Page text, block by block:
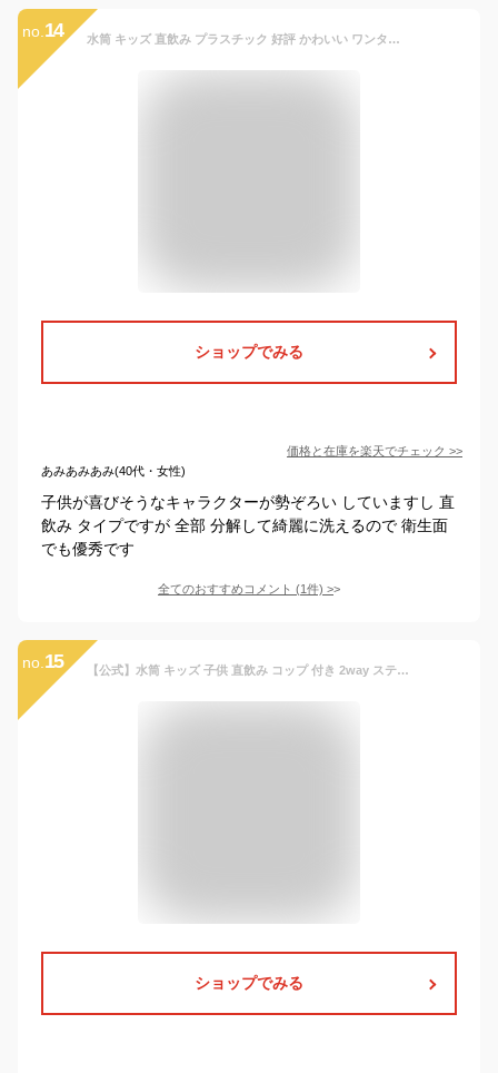
no. 14 水筒 キッズ 直飲み プラスチック 好評 かわいい ワンタッチ 480 キャラクター 食洗機対応 抗菌 ショルダーベルト付き 広口 洗いやすい 軽量 軽い 幼稚園 保育園 入園 水分補給 抗菌直飲プラワンタッチボトル 480ml SKATER スケーター PSB5SANAG 子ども用水筒 子供用水筒
ショップでみる
価格と在庫を楽天でチェック >>
あみあみあみ(40代・女性)
子供が喜びそうなキャラクターが勢ぞろい していますし 直
飲み タイプですが 全部 分解して綺麗に洗えるので 衛生面
でも優秀です
全てのおすすめコメント (1件) >
no. 15 【公式】水筒 キッズ 子供 直飲み コップ 付き 2way ステンレス ワンタッチ おしゃれ 保冷 保温 コップ飲み 肩紐 450ml かわいい こども 子ども 子供用 小学生 小学校 幼稚園 入園 ギフト プレゼント 幼児 保育園 女の子 男の子 魔法瓶 ピーコック魔法瓶 ASN-W50
ショップでみる